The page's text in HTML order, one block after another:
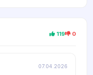
119 0
07.04.2026